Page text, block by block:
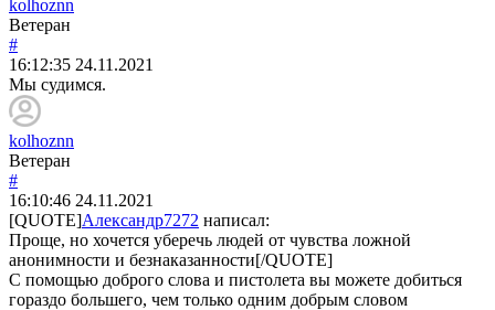
kolhoznn
Ветеран
#
16:12:35 24.11.2021
Мы судимся.
kolhoznn
Ветеран
#
16:10:46 24.11.2021
[QUOTE]Александр7272 написал:
Проще, но хочется уберечь людей от чувства ложной
анонимности и безнаказанности[/QUOTE]
С помощью доброго слова и пистолета вы можете добиться
гораздо большего, чем только одним добрым словом